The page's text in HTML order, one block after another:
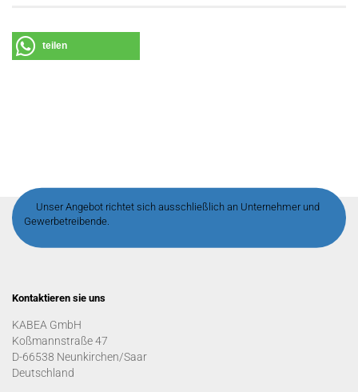
teilen
Unser Angebot richtet sich ausschließlich an Unternehmer und
Gewerbetreibende.
Kontaktieren sie uns
KABEA GmbH
Koßmannstraße 47
D-66538 Neunkirchen/Saar
Deutschland